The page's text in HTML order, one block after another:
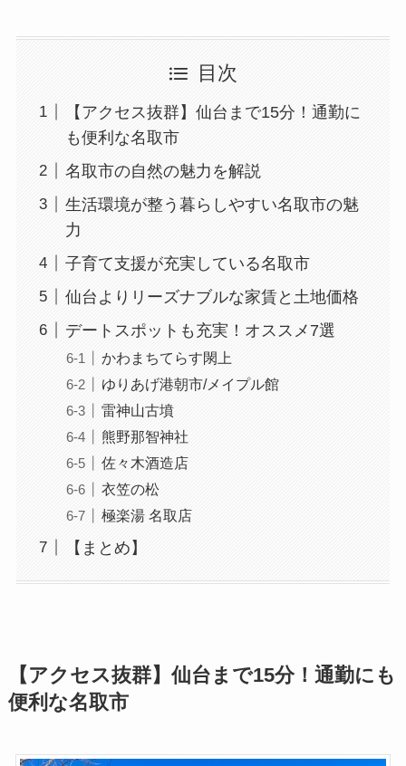
目次
【アクセス抜群】仙台まで15分！通勤に
も便利な名取市
名取市の自然の魅力を解説
生活環境が整う暮らしやすい名取市の魅
力
子育て支援が充実している名取市
仙台よりリーズナブルな家賃と土地価格
デートスポットも充実！オススメ7選
かわまちてらす閖上
ゆりあげ港朝市/メイプル館
雷神山古墳
熊野那智神社
佐々木酒造店
衣笠の松
極楽湯 名取店
【まとめ】
【アクセス抜群】仙台まで15分！通勤にも
便利な名取市